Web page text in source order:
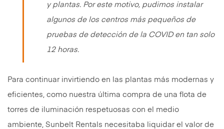
y plantas. Por este motivo, pudimos instalar
algunos de los centros más pequeños de
pruebas de detección de la COVID en tan solo
12 horas.
Para continuar invirtiendo en las plantas más modernas y
eficientes, como nuestra última compra de una flota de
torres de iluminación respetuosas con el medio
ambiente, Sunbelt Rentals necesitaba liquidar el valor de